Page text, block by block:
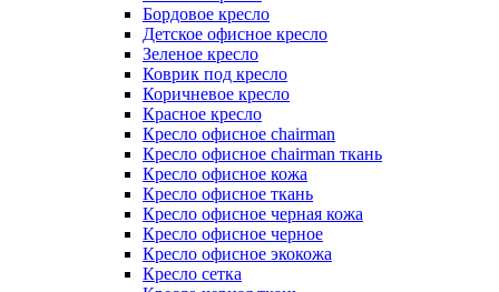
Бордовое кресло
Детское офисное кресло
Зеленое кресло
Коврик под кресло
Коричневое кресло
Красное кресло
Кресло офисное chairman
Кресло офисное chairman ткань
Кресло офисное кожа
Кресло офисное ткань
Кресло офисное черная кожа
Кресло офисное черное
Кресло офисное экокожа
Кресло сетка